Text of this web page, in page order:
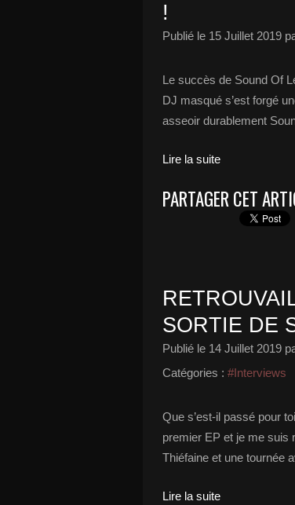
!
Publié le 15 Juillet 2019
Le succès de Sound Of
DJ masqué s’est forgé
asseoir durablement
Lire la suite
PARTAGER CET
SORTIE DE
Publié le 14 Juillet 2019
Catégories : #Interviews
Que s’est-il passé pour
premier EP et je me suis
Thiéfaine et une tournée
Lire la suite